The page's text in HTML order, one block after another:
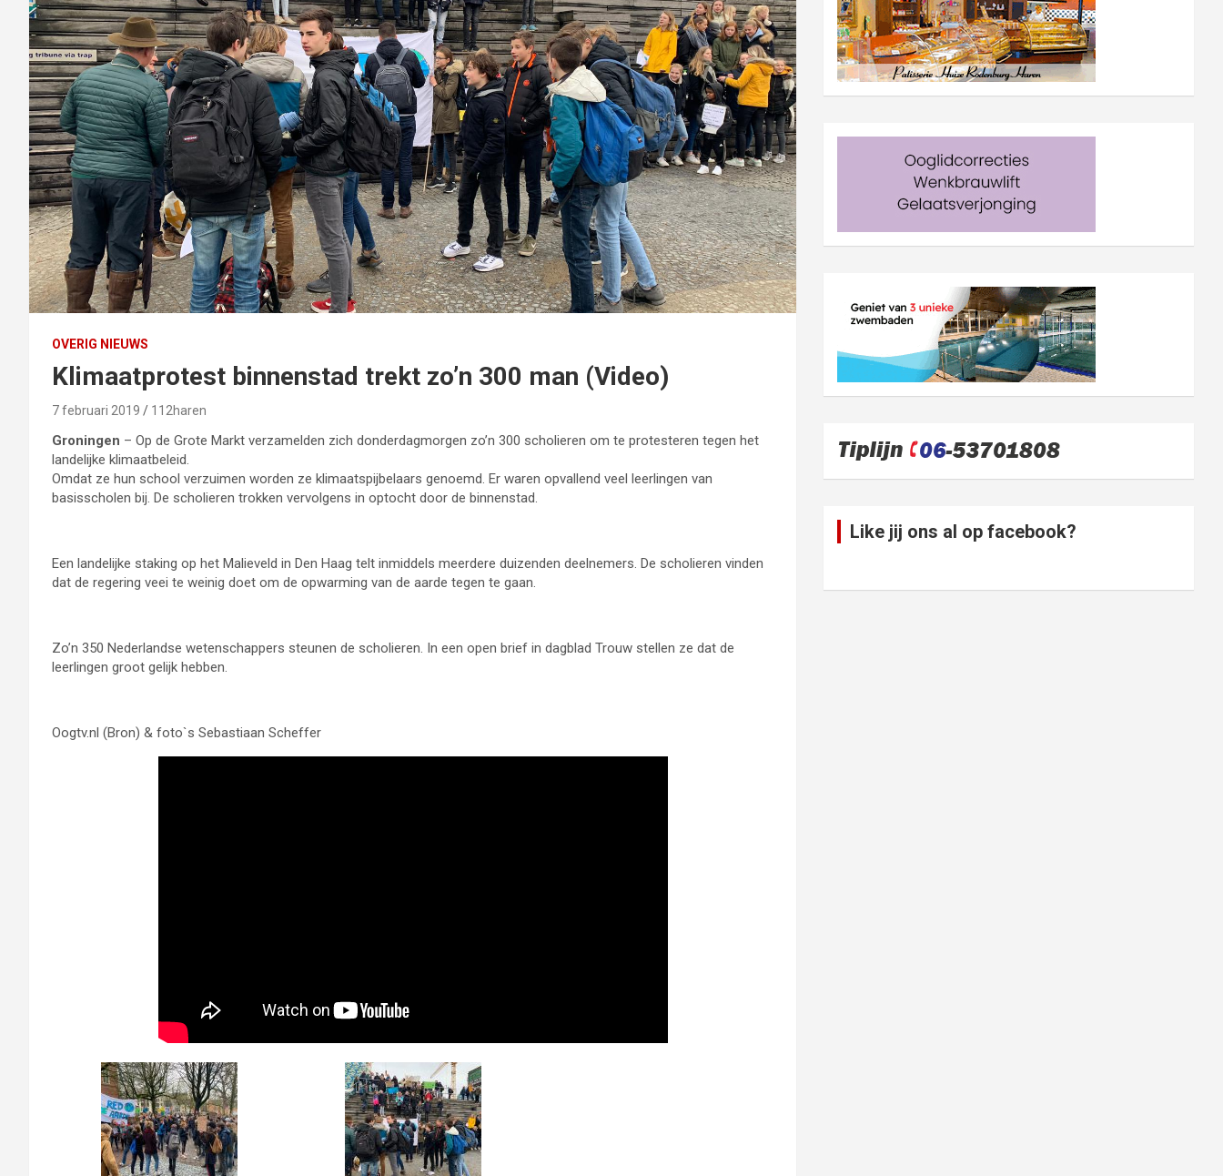
OVERIG NIEUWS
Klimaatprotest binnenstad trekt zo’n 300 man (Video)
7 februari 2019 112haren
Groningen – Op de Grote Markt verzamelden zich donderdagmorgen zo’n 300 scholieren om te protesteren tegen het
landelijke klimaatbeleid.
Omdat ze hun school verzuimen worden ze klimaatspijbelaars genoemd. Er waren opvallend veel leerlingen van
basisscholen bij. De scholieren trokken vervolgens in optocht door de binnenstad.
Een landelijke staking op het Malieveld in Den Haag telt inmiddels meerdere duizenden deelnemers. De scholieren vinden
dat de regering veei te weinig doet om de opwarming van de aarde tegen te gaan.
Zo’n 350 Nederlandse wetenschappers steunen de scholieren. In een open brief in dagblad Trouw stellen ze dat de
leerlingen groot gelijk hebben.
Oogtv.nl (Bron) & foto`s Sebastiaan Scheffer
Like jij ons al op facebook?